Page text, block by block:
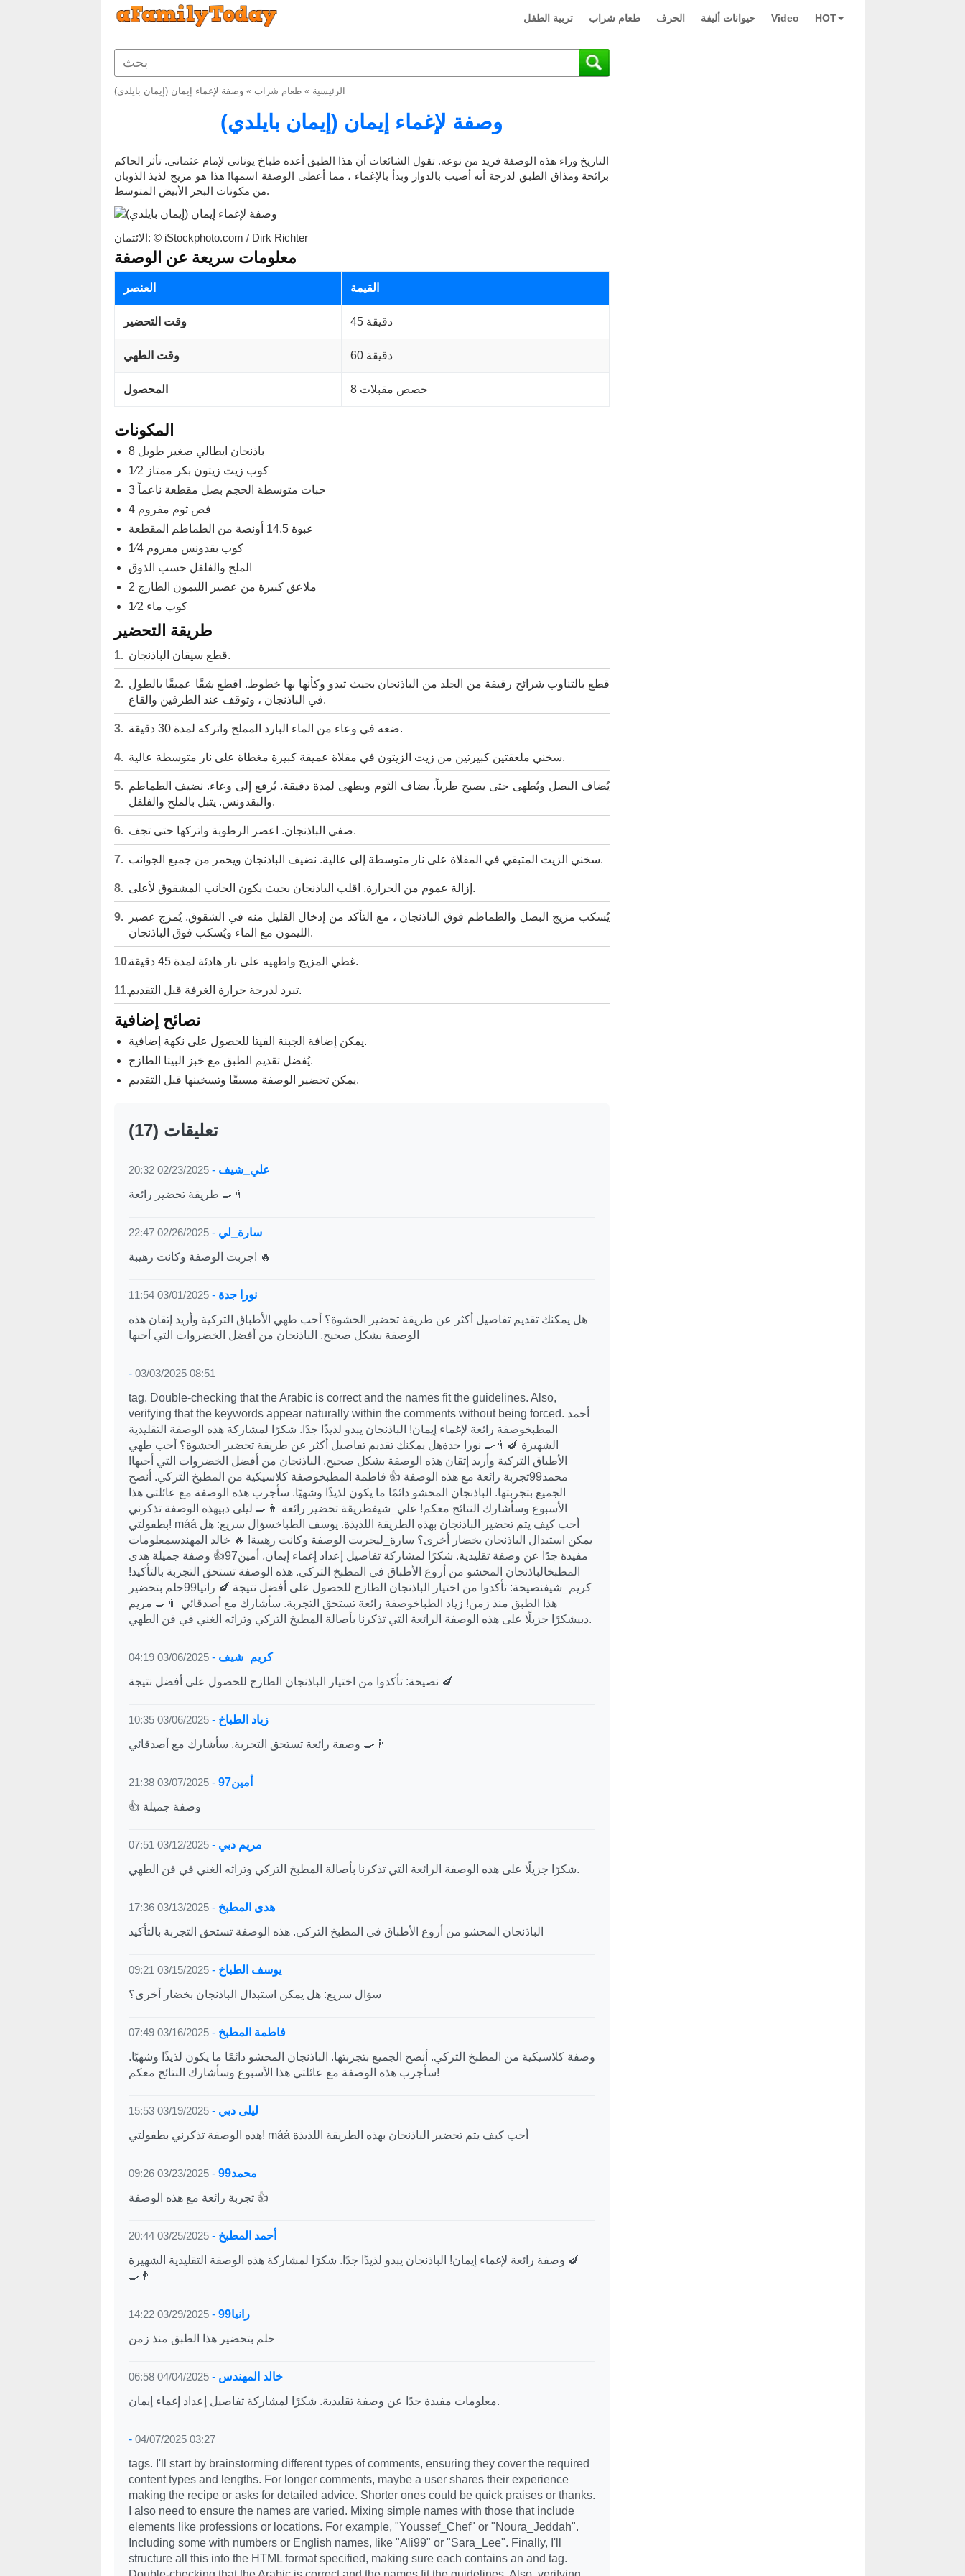
تربية الطفل طعام شراب الحرف حيوانات أليفة Video HOT
الرئيسية »طعام شراب »وصفة لإغماء إيمان (إيمان بايلدي)
وصفة لإغماء إيمان (إيمان بايلدي)
التاريخ وراء هذه الوصفة فريد من نوعه. تقول الشائعات أن هذا الطبق أعده طباخ يوناني لإمام عثماني. تأثر الحاكم
برائحة ومذاق الطبق لدرجة أنه أصيب بالدوار وبدأ بالإغماء ، مما أعطى الوصفة اسمها! هذا هو مزيج لذيذ الذوبان
من مكونات البحر الأبيض المتوسط.
الائتمان: © iStockphoto.com / Dirk Richter
معلومات سريعة عن الوصفة
العنصر القيمة
وقت التحضير 45 دقيقة
وقت الطهي 60 دقيقة
المحصول 8 حصص مقبلات
المكونات
8 باذنجان ايطالي صغير طويل
1⁄2 كوب زيت زيتون بكر ممتاز
3 حبات متوسطة الحجم بصل مقطعة ناعماً
4 فص ثوم مفروم
عبوة 14.5 أونصة من الطماطم المقطعة
1⁄4 كوب بقدونس مفروم
الملح والفلفل حسب الذوق
2 ملاعق كبيرة من عصير الليمون الطازج
1⁄2 كوب ماء
طريقة التحضير
قطع سيقان الباذنجان.
قطع بالتناوب شرائح رقيقة من الجلد من الباذنجان بحيث تبدو وكأنها بها خطوط. اقطع شقًا عميقًا بالطول
في الباذنجان ، وتوقف عند الطرفين والقاع.
ضعه في وعاء من الماء البارد المملح واتركه لمدة 30 دقيقة.
سخني ملعقتين كبيرتين من زيت الزيتون في مقلاة عميقة كبيرة مغطاة على نار متوسطة عالية.
يُضاف البصل ويُطهى حتى يصبح طرياً. يضاف الثوم ويطهى لمدة دقيقة. يُرفع إلى وعاء. نضيف الطماطم
والبقدونس. يتبل بالملح والفلفل.
صفي الباذنجان. اعصر الرطوبة واتركها حتى تجف.
سخني الزيت المتبقي في المقلاة على نار متوسطة إلى عالية. نضيف الباذنجان ويحمر من جميع الجوانب.
إزالة عموم من الحرارة. اقلب الباذنجان بحيث يكون الجانب المشقوق لأعلى.
يُسكب مزيج البصل والطماطم فوق الباذنجان ، مع التأكد من إدخال القليل منه في الشقوق. يُمزج عصير
الليمون مع الماء ويُسكب فوق الباذنجان.
غطي المزيج واطهيه على نار هادئة لمدة 45 دقيقة.
تبرد لدرجة حرارة الغرفة قبل التقديم.
نصائح إضافية
يمكن إضافة الجبنة الفيتا للحصول على نكهة إضافية.
يُفضل تقديم الطبق مع خبز البيتا الطازج.
يمكن تحضير الوصفة مسبقًا وتسخينها قبل التقديم.
(17) تعليقات
علي_شيف -
02/23/2025 20:32
طريقة تحضير رائعة 👨‍🍳
سارة_لي -
02/26/2025 22:47
جربت الوصفة وكانت رهيبة! 🔥
نورا جدة -
03/01/2025 11:54
هل يمكنك تقديم تفاصيل أكثر عن طريقة تحضير الحشوة؟ أحب طهي الأطباق التركية وأريد إتقان هذه
الوصفة بشكل صحيح. الباذنجان من أفضل الخضروات التي أحبها
- 03/03/2025 08:51
tag. Double-checking that the Arabic is correct and the names fit the guidelines. Also,
verifying that the keywords appear naturally within the comments without being forced. أحمد
المطبخوصفة رائعة لإغماء إيمان! الباذنجان يبدو لذيذًا جدًا. شكرًا لمشاركة هذه الوصفة التقليدية
الشهيرة 🍆👨‍🍳 نورا جدةهل يمكنك تقديم تفاصيل أكثر عن طريقة تحضير الحشوة؟ أحب طهي
الأطباق التركية وأريد إتقان هذه الوصفة بشكل صحيح. الباذنجان من أفضل الخضروات التي أحبها!
محمد99تجربة رائعة مع هذه الوصفة 👍 فاطمة المطبخوصفة كلاسيكية من المطبخ التركي. أنصح
الجميع بتجربتها. الباذنجان المحشو دائمًا ما يكون لذيذًا وشهيًا. سأجرب هذه الوصفة مع عائلتي هذا
الأسبوع وسأشارك النتائج معكم! علي_شيفطريقة تحضير رائعة 👨‍🍳 ليلى دبيهذه الوصفة تذكرني
بطفولتي! máá أحب كيف يتم تحضير الباذنجان بهذه الطريقة اللذيذة. يوسف الطباخسؤال سريع: هل
يمكن استبدال الباذنجان بخضار أخرى؟ سارة_ليجربت الوصفة وكانت رهيبة! 🔥 خالد المهندسمعلومات
مفيدة جدًا عن وصفة تقليدية. شكرًا لمشاركة تفاصيل إعداد إغماء إيمان. أمين97👍 وصفة جميلة هدى
المطبخالباذنجان المحشو من أروع الأطباق في المطبخ التركي. هذه الوصفة تستحق التجربة بالتأكيد!
كريم_شيفنصيحة: تأكدوا من اختيار الباذنجان الطازج للحصول على أفضل نتيجة 🍆 رانيا99حلم بتحضير
هذا الطبق منذ زمن! زياد الطباخوصفة رائعة تستحق التجربة. سأشارك مع أصدقائي 👨‍🍳 مريم
دبيشكرًا جزيلًا على هذه الوصفة الرائعة التي تذكرنا بأصالة المطبخ التركي وتراثه الغني في فن الطهي.
كريم_شيف -
03/06/2025 04:19
نصيحة: تأكدوا من اختيار الباذنجان الطازج للحصول على أفضل نتيجة 🍆
زياد الطباخ -
03/06/2025 10:35
وصفة رائعة تستحق التجربة. سأشارك مع أصدقائي 👨‍🍳
أمين97 -
03/07/2025 21:38
👍 وصفة جميلة
مريم دبي -
03/12/2025 07:51
شكرًا جزيلًا على هذه الوصفة الرائعة التي تذكرنا بأصالة المطبخ التركي وتراثه الغني في فن الطهي.
هدى المطبخ -
03/13/2025 17:36
الباذنجان المحشو من أروع الأطباق في المطبخ التركي. هذه الوصفة تستحق التجربة بالتأكيد
يوسف الطباخ -
03/15/2025 09:21
سؤال سريع: هل يمكن استبدال الباذنجان بخضار أخرى؟
فاطمة المطبخ -
03/16/2025 07:49
وصفة كلاسيكية من المطبخ التركي. أنصح الجميع بتجربتها. الباذنجان المحشو دائمًا ما يكون لذيذًا وشهيًا.
سأجرب هذه الوصفة مع عائلتي هذا الأسبوع وسأشارك النتائج معكم!
ليلى دبي -
03/19/2025 15:53
هذه الوصفة تذكرني بطفولتي! máá أحب كيف يتم تحضير الباذنجان بهذه الطريقة اللذيذة
محمد99 -
03/23/2025 09:26
تجربة رائعة مع هذه الوصفة 👍
أحمد المطبخ -
03/25/2025 20:44
وصفة رائعة لإغماء إيمان! الباذنجان يبدو لذيذًا جدًا. شكرًا لمشاركة هذه الوصفة التقليدية الشهيرة 🍆
👨‍🍳
رانيا99 -
03/29/2025 14:22
حلم بتحضير هذا الطبق منذ زمن
خالد المهندس -
04/04/2025 06:58
معلومات مفيدة جدًا عن وصفة تقليدية. شكرًا لمشاركة تفاصيل إعداد إغماء إيمان.
- 04/07/2025 03:27
tags. I'll start by brainstorming different types of comments, ensuring they cover the required
content types and lengths. For longer comments, maybe a user shares their experience
making the recipe or asks for detailed advice. Shorter ones could be quick praises or thanks.
I also need to ensure the names are varied. Mixing simple names with those that include
elements like professions or locations. For example, "Youssef_Chef" or "Noura_Jeddah".
Including some with numbers or English names, like "Ali99" or "Sara_Lee". Finally, I'll
structure all this into the HTML format specified, making sure each contains an and tag.